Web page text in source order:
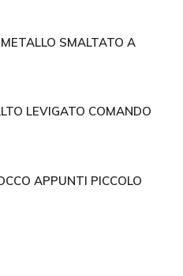
SMALTATO A
LEVIGATO COMANDO
APPUNTI PICCOLO